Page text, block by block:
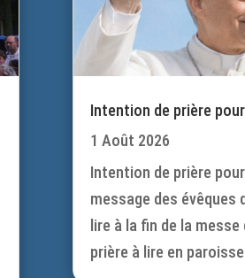
Intention de prière
1 Août 2026
Intention de prière
message des évêques
lire à la fin de la
prière à lire en